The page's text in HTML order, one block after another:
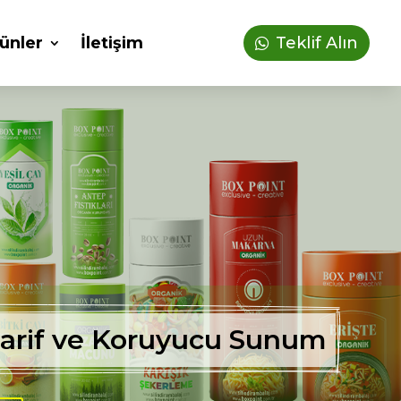
İletişim Teklif Alın
ve Koruyucu Sunum